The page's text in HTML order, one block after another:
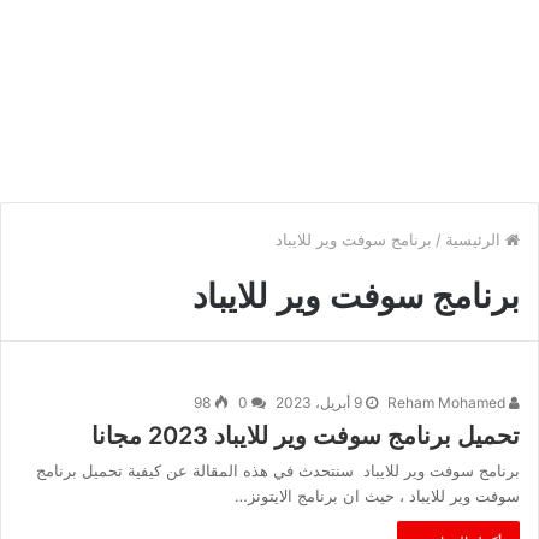
الرئيسية / برنامج سوفت وير للايباد
برنامج سوفت وير للايباد
9 أبريل، 2023 98
تحميل برنامج سوفت وير للايباد 2023 مجانا
برنامج سوفت وير للايباد سنتحدث في هذه المقالة عن كيفية تحميل برنامج
سوفت وير للايباد ، حيث ان برنامج الايتونز…